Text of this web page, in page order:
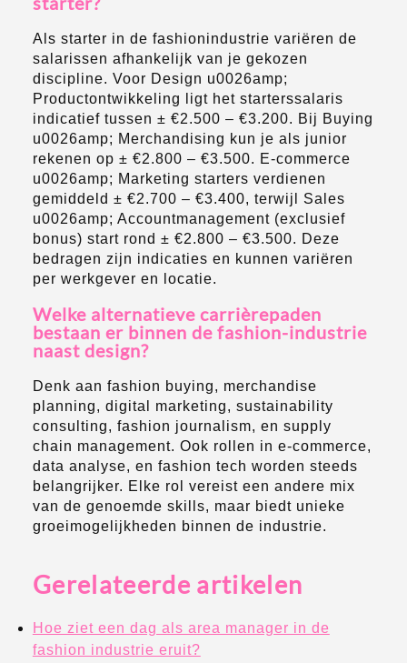
Als starter in de fashionindustrie variëren de
salarissen afhankelijk van je gekozen
discipline. Voor Design u0026amp;
Productontwikkeling ligt het starterssalaris
indicatief tussen ± €2.500 – €3.200. Bij Buying
u0026amp; Merchandising kun je als junior
rekenen op ± €2.800 – €3.500. E-commerce
u0026amp; Marketing starters verdienen
gemiddeld ± €2.700 – €3.400, terwijl Sales
u0026amp; Accountmanagement (exclusief
bonus) start rond ± €2.800 – €3.500. Deze
bedragen zijn indicaties en kunnen variëren
per werkgever en locatie.
Welke alternatieve carrièrepaden
bestaan er binnen de fashion-industrie
naast design?
Denk aan fashion buying, merchandise
planning, digital marketing, sustainability
consulting, fashion journalism, en supply
chain management. Ook rollen in e-commerce,
data analyse, en fashion tech worden steeds
belangrijker. Elke rol vereist een andere mix
van de genoemde skills, maar biedt unieke
groeimogelijkheden binnen de industrie.
Gerelateerde artikelen
Hoe ziet een dag als area manager in de
fashion industrie eruit?